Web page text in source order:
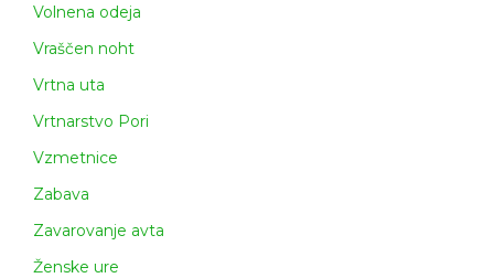
Volnena odeja
Vraščen noht
Vrtna uta
Vrtnarstvo Pori
Vzmetnice
Zabava
Zavarovanje avta
Ženske ure